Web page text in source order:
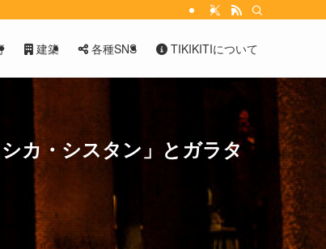
建築 各種SNS TIKIKITIについて
カ・シスタン」とガラタ